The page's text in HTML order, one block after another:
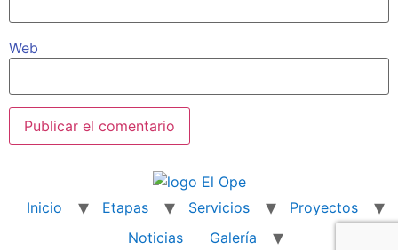
Web
Inicio Etapas Servicios
Proyectos
Noticias
Galería